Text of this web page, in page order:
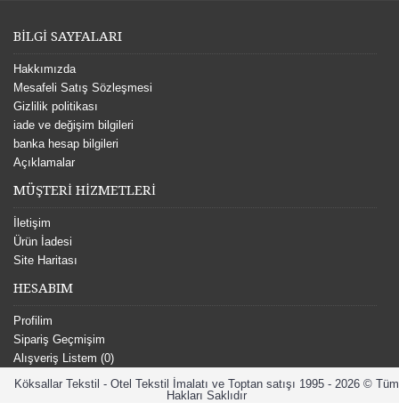
BİLGİ SAYFALARI
Hakkımızda
Mesafeli Satış Sözleşmesi
Gizlilik politikası
iade ve değişim bilgileri
banka hesap bilgileri
Açıklamalar
MÜŞTERİ HİZMETLERİ
İletişim
Ürün İadesi
Site Haritası
HESABIM
Profilim
Sipariş Geçmişim
Alışveriş Listem (0)
Köksallar Tekstil - Otel Tekstil İmalatı ve Toptan satışı 1995 - 2026 © Tüm
Hakları Saklıdır